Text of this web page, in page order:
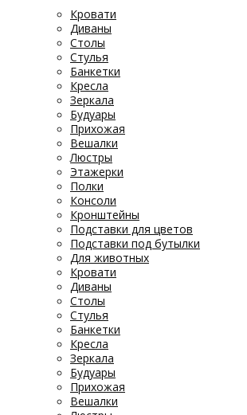
Кровати
Диваны
Столы
Стулья
Банкетки
Кресла
Зеркала
Будуары
Прихожая
Вешалки
Люстры
Этажерки
Полки
Консоли
Кронштейны
Подставки для цветов
Подставки под бутылки
Для животных
Кровати
Диваны
Столы
Стулья
Банкетки
Кресла
Зеркала
Будуары
Прихожая
Вешалки